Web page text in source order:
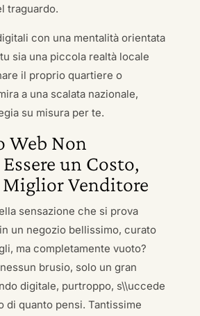
traguardo.
con una mentalità orientata
sia una piccola realtà locale
il proprio quartiere o
a una scalata nazionale,
su misura per te.
Web Non
un Costo,
Venditore
sensazione che si prova
un negozio bellissimo, curato
ma completamente vuoto?
brusio, solo un gran
digitale, purtroppo, s\\uccede
di quanto pensi. Tantissime